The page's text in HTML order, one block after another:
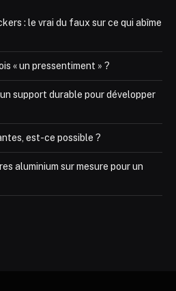
: le vrai du faux sur ce qui abîme
« un pressentiment » ?
support durable pour développer
est-ce possible ?
aluminium sur mesure pour un